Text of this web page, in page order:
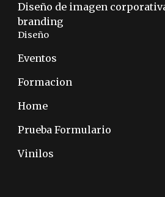
Diseño de imagen
branding
Diseño
Eventos
Formacion
Home
Prueba Formulario
Vinilos